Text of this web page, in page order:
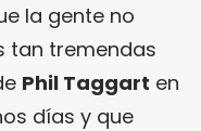
la gente no
tan tremendas
Phil Taggart en
días y que